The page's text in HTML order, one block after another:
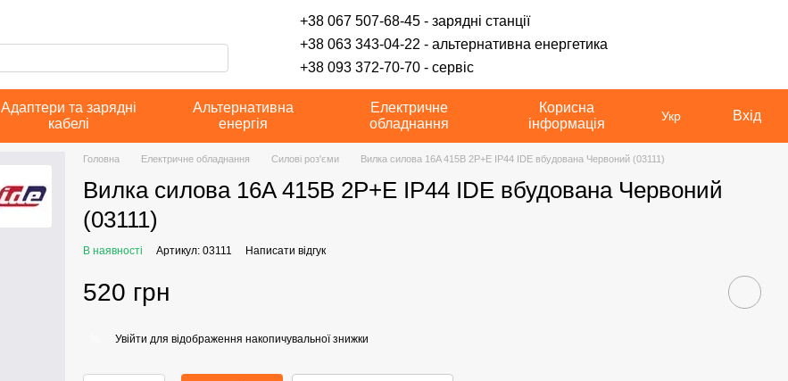
+38 067 507-68-45 - зарядні станції
+38 063 343-04-22 - альтернативна енергетика
+38 093 372-70-70 - сервіс
Адаптери та зарядні
кабелі
Альтернативна
енергія
Електричне
обладнання
Корисна
інформація
Укр Вхід
Головна Електричне обладнання Силові роз'єми Вилка силова 16A 415В 2P+E IP44 IDE вбудована Червоний (03111)
Вилка силова 16A 415В 2P+E IP44 IDE вбудована Червоний
(03111)
В наявності Артикул: 03111 Написати відгук
520 грн
Увійти для відображення накопичувальної знижки